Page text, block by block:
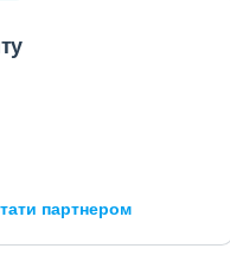
партнером